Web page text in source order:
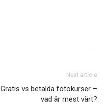
Next article
Gratis vs betalda fotokurser –
vad är mest värt?